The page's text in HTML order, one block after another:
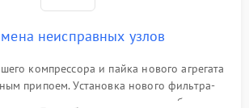
неисправных узлов
компрессора и пайка нового агрегата
припоем. Установка нового фильтра-
изношенных вентиляторов обдува,